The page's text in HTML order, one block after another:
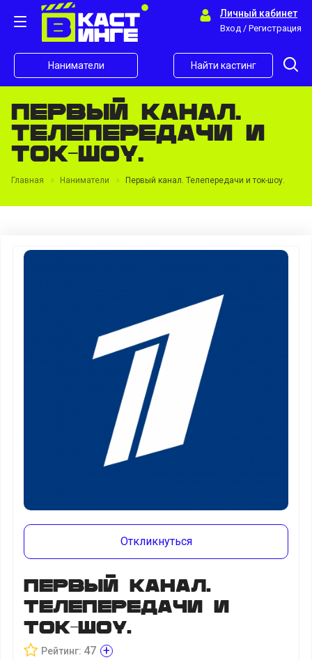
Личный кабинет
Вход / Регистрация
Наниматели Найти кастинг
Первый канал.
Телепередачи и
ток-шоу.
Главная Наниматели Первый канал. Телепередачи и ток-шоу.
Откликнуться
Первый канал.
Телепередачи и
ток-шоу.
Рейтинг: 47 +